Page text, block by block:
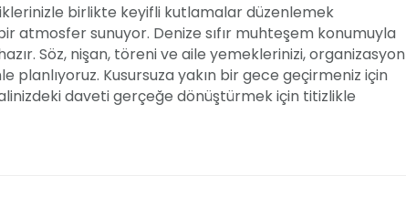
birlikte keyifli kutlamalar düzenlemek
atmosfer sunuyor. Denize sıfır muhteşem konumuyla
Söz, nişan, töreni ve aile yemeklerinizi, organizasyon
planlıyoruz. Kusursuza yakın bir gece geçirmeniz için
daveti gerçeğe dönüştürmek için titizlikle
oluyoruz.